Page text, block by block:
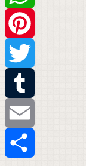
WhatsApp
Pinterest
Twitter
Tumblr
Email